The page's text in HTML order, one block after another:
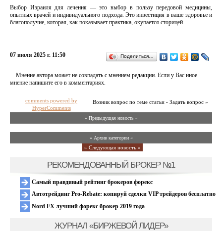
Выбор Израиля для лечения — это выбор в пользу передовой медицины,
опытных врачей и индивидуального подхода. Это инвестиция в ваше здоровье и
благополучие, которая, как показывает практика, окупается сторицей.
07 июля 2025 г. 11:50 Поделиться…
Мнение автора может не совпадать с мнением редакции. Если у Вас иное
мнение напишите его в комментариях.
Возник вопрос по теме статьи - Задать вопрос »
comments powered by
HyperComments
« Предыдущая новость «
» Архив категории «
» Следующая новость »
РЕКОМЕНДОВАННЫЙ БРОКЕР №1
Самый правдивый рейтинг брокеров форекс
Автотрейдинг Pro-Rebate: копируй сделки VIP трейдеров бесплатно
Nord FX лучший форекс брокер 2019 года
ЖУРНАЛ «БИРЖЕВОЙ ЛИДЕР»